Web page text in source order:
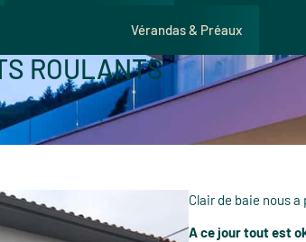
Vérandas & Préaux
ROULANTS
Clair de baie nous
A ce jour tout est